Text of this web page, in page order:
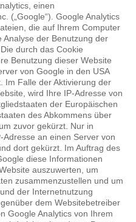
einen
(„Google“). Google Analytics
die auf Ihrem Computer
der Benutzung der
durch das Cookie
Benutzung dieser Website
von Google in den USA
Im Falle der Aktivierung der
wird Ihre IP-Adresse von
der Europäischen
des Abkommens über
zuvor gekürzt. Nur in
an einen Server von
dort gekürzt. Im Auftrag des
diese Informationen
auszuwerten, um
zusammenzustellen und um
der Internetnutzung
dem Websitebetreiber
Google Analytics von Ihrem